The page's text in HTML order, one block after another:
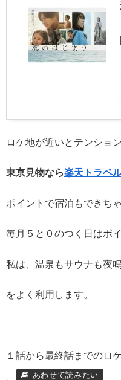
ロケ地が近いとテンショ
東京見物なら楽天トラベ
ポイントで宿泊もできちゃ
毎月５と０のつく日はポ
私は、温泉もサウナも夜
をよく利用します。
１話から最終話までのロ